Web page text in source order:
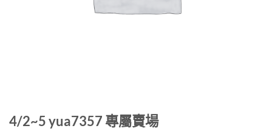
4/2~5 yua7357 專屬賣場